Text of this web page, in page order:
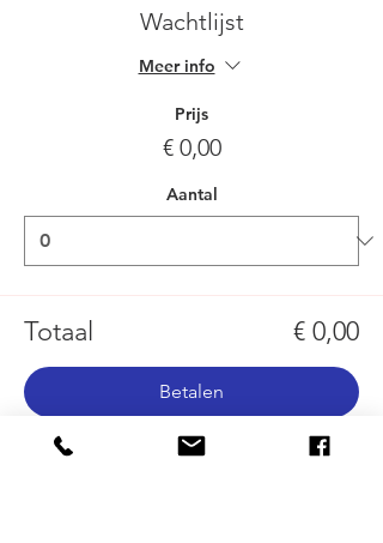
Wachtlijst
Meer info
Prijs
€ 0,00
Aantal
Totaal € 0,00
Betalen